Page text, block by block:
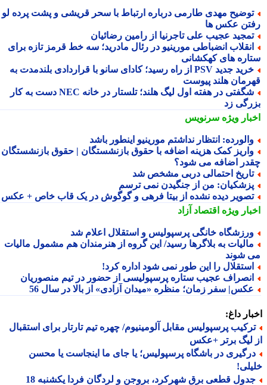
مهدی طارمی درباره ارتباط با سحر قریشی و پشت پرده لو
عکس ها
عجیب علی تاجرنیا از رامین رضائیان
انضباطی مورینیو در رئال مادرید؛ سه خط قرمز تازه برای
های کهکشانی
خرید جدید PSV از راه رسید؛ کادای سانو با قراردادی بلندمدت به
هلند پیوست
شگفتی در هفته اول لیگ هلند؛ تلستار در خانه NEC دست به کار
زد
ویژهسرنویس
انتظار نداشتم مورینیو اینطور باشد
کمک هزینه اضافه با حقوق بازنشستگان | حقوق بازنشستگان
اضافه می شود؟
احتمالی دربی مشخص شد
من از جنگیدن نمی ترسم
دیده نشده از بیتا فرهی و گوگوش در یک قاب خاص + عکس
ویژهاقتصاد آزاد
خانگی پرسپولیس و استقلال اعلام شد
به بلاگرها رسید/ این گروه از هنرمندان هم مشمول مالیات
شوند
را این طور نمی شود اداره کرد!
عجیب ستاره پرسپولیسی از حضور در تیم منصوریان
سفر زمان؛ منظره «میدان آزادی» از بالا در سال 56
داغ:
پرسپولیس مقابل آلومینیوم/ چهره تیم تارتار برای استقبال
لیگ برتر +عکس
در باشگاه پرسپولیس؛ یا جای ما اینجاست یا محسن
جدول قطعی برق شهرکرد، بروجن و لردگان فردا یکشنبه 18